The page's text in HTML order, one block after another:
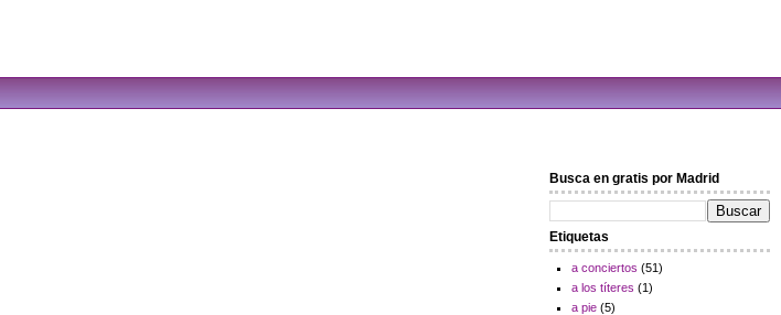
Busca en gratis por Madrid
Etiquetas
a conciertos (51)
a los títeres (1)
a pie (5)